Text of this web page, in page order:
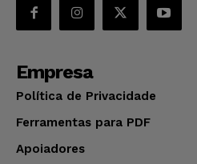
Empresa
Política de Privacidade
Ferramentas para PDF
Apoiadores